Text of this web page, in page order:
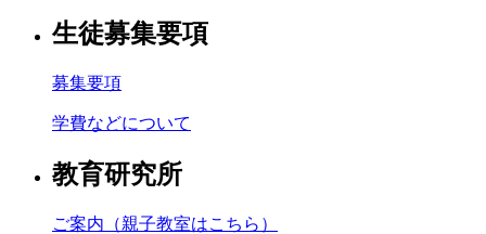
生徒募集要項
募集要項
学費などについて
教育研究所
ご案内（親子教室はこちら）